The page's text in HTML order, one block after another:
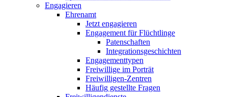
Engagieren
Ehrenamt
Jetzt engagieren
Engagement für Flüchtlinge
Patenschaften
Integrationsgeschichten
Engagementtypen
Freiwillige im Porträt
Freiwilligen-Zentren
Häufig gestellte Fragen